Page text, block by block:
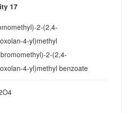
17
2-(2,4-
4-yl)methyl
2-(2,4-
4-yl)methyl benzoate